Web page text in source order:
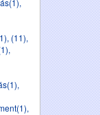
,
, (11),
,
,
,